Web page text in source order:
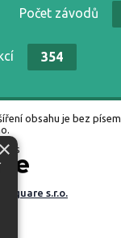
Počet závodů
354
obsahu je bez
s
M square s.r.o.
×